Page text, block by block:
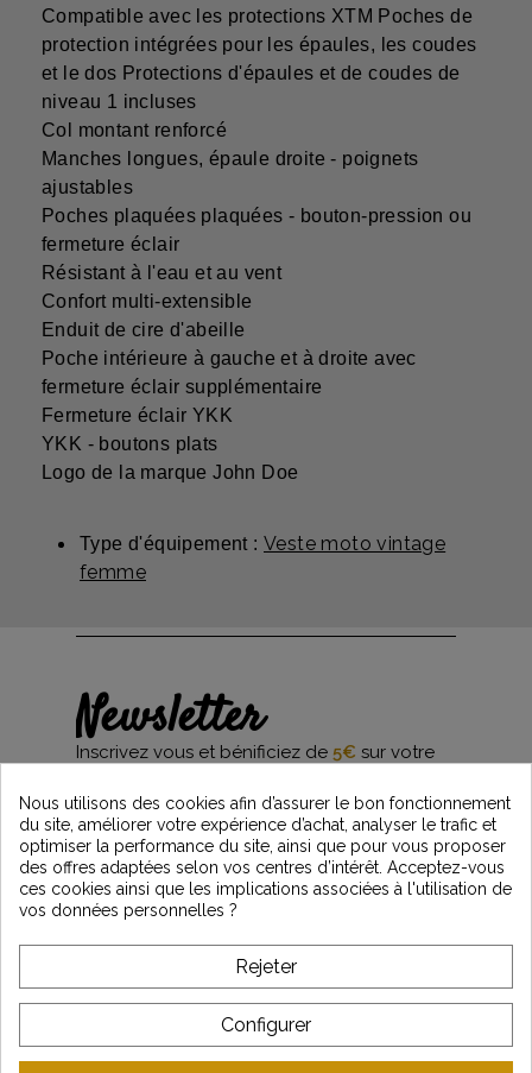
Compatible avec les protections XTM Poches de
protection intégrées pour les épaules, les coudes
et le dos Protections d'épaules et de coudes de
niveau 1 incluses
Col montant renforcé
Manches longues, épaule droite - poignets
ajustables
Poches plaquées plaquées - bouton-pression ou
fermeture éclair
Résistant à l'eau et au vent
Confort multi-extensible
Enduit de cire d'abeille
Poche intérieure à gauche et à droite avec
fermeture éclair supplémentaire
Fermeture éclair YKK
YKK - boutons plats
Logo de la marque John Doe
Type d'équipement : Veste moto vintage
femme
Newsletter
Inscrivez vous et bénificiez de 5€ sur votre
et restez informés des dernières nouveautés
Vintage Motors
*Dès 99€ d'achat. En vous abonnant à notre newsletter, vous reconnaissez avoir pris
l'acceptez.
A PROPOS DE VINTAGE
SERVICE CLIENT
Nous utilisons des cookies afin d’assurer le bon fonctionnement
du site, améliorer votre expérience d’achat, analyser le trafic et
optimiser la performance du site, ainsi que pour vous proposer
des offres adaptées selon vos centres d’intérêt. Acceptez-vous
ces cookies ainsi que les implications associées à l'utilisation de
vos données personnelles ?
Rejeter
Configurer